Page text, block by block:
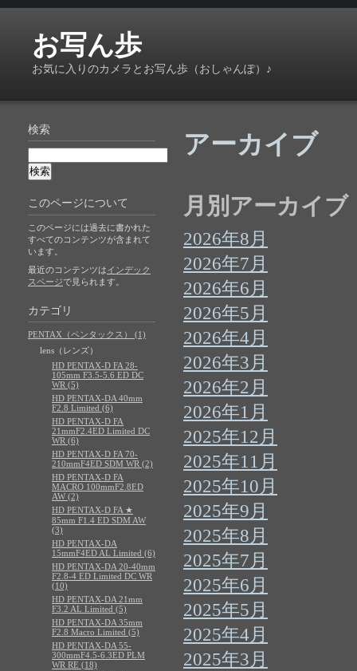
お写ん歩
お気に入りのカメラとお写ん歩（おしゃんぽ）♪
アーカイブ
月別アーカイブ
2026年8月
2026年7月
2026年6月
2026年5月
2026年4月
2026年3月
2026年2月
2026年1月
2025年12月
2025年11月
2025年10月
2025年9月
2025年8月
2025年7月
2025年6月
2025年5月
2025年4月
2025年3月
検索
このページについて
このページには過去に書かれた
すべてのコンテンツが含まれて
います。
最近のコンテンツはインデック
スページで見られます。
カテゴリ
PENTAX（ペンタックス） (1)
lens（レンズ）
HD PENTAX-D FA 28-
105mm F3.5-5.6 ED DC
WR (5)
HD PENTAX-DA 40mm
F2.8 Limited (6)
HD PENTAX-D FA
21mmF2.4ED Limited DC
WR (6)
HD PENTAX-D FA 70-
210mmF4ED SDM WR (2)
HD PENTAX-D FA
MACRO 100mmF2.8ED
AW (2)
HD PENTAX-D FA ★
85mm F1.4 ED SDM AW
(3)
HD PENTAX-DA
15mmF4ED AL Limited (6)
HD PENTAX-DA 20-40mm
F2.8-4 ED Limited DC WR
(10)
HD PENTAX-DA 21mm
F3.2 AL Limited (5)
HD PENTAX-DA 35mm
F2.8 Macro Limited (5)
HD PENTAX-DA 55-
300mmF4.5-6.3ED PLM
WR RE (18)